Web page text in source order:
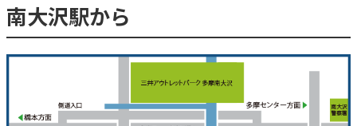
南大沢駅から